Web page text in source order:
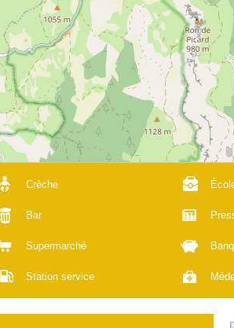
Crèche
Bar
Supermarché
Station service